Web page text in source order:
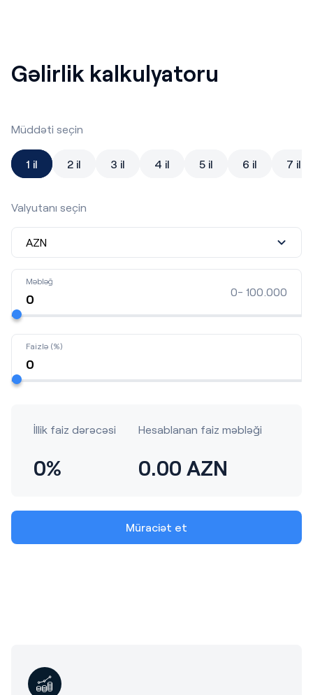
Gəlirlik kalkulyatoru
Müddəti seçin
1 il 2 il 3 il 4 il 5 il 6 il 7 il
Valyutanı seçin
Məbləğ
0- 100.000
Faizlə (%)
Müraciət et
İllik faiz dərəcəsi
0%
Hesablanan faiz məbləği
0.00 AZN